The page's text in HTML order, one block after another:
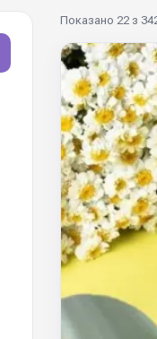
Показано 22 з 342